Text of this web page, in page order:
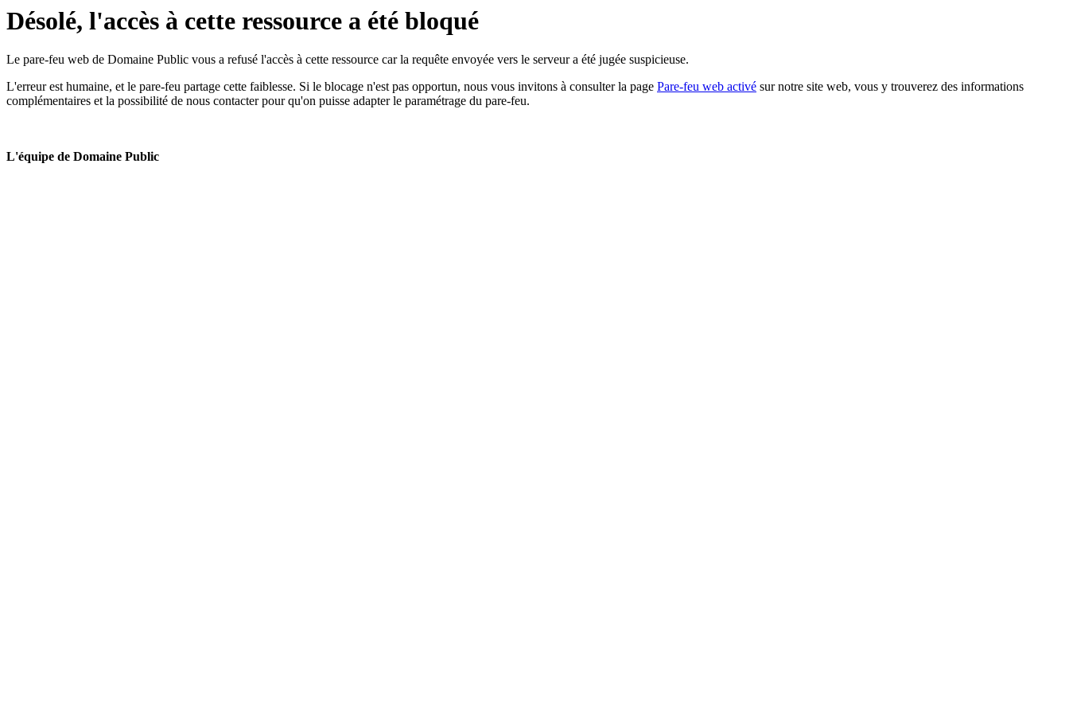
Désolé, l'accès à cette ressource a été bloqué
Le pare-feu web de Domaine Public vous a refusé l'accès à cette ressource car la requête envoyée vers le serveur a été jugée suspicieuse.
L'erreur est humaine, et le pare-feu partage cette faiblesse. Si le blocage n'est pas opportun, nous vous invitons à consulter la page Pare-feu web activé sur notre site web, vous y trouverez des informations
complémentaires et la possibilité de nous contacter pour qu'on puisse adapter le paramétrage du pare-feu.
L'équipe de Domaine Public